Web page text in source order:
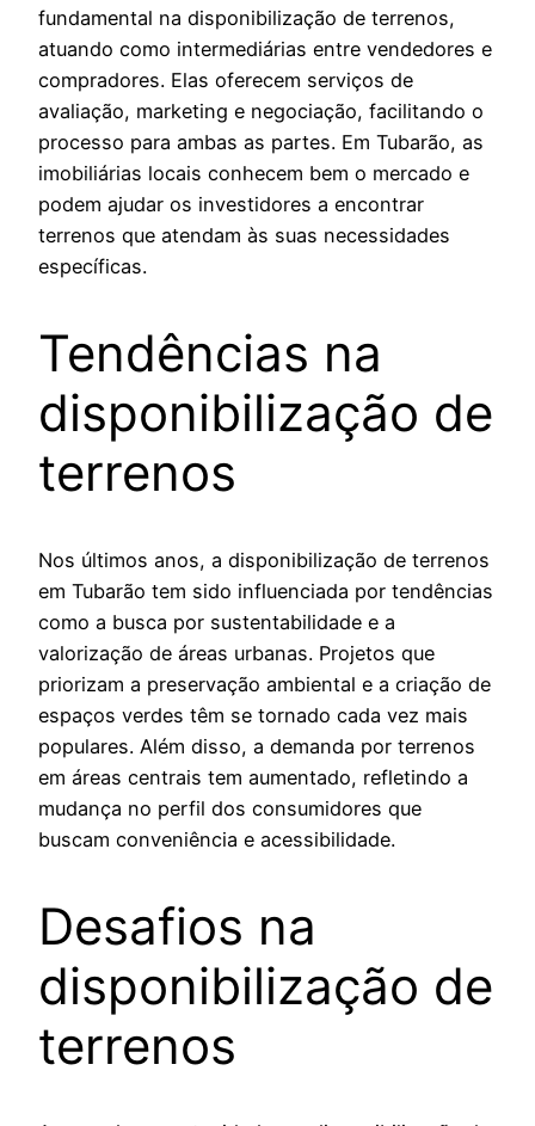
fundamental na disponibilização de terrenos,
atuando como intermediárias entre vendedores e
compradores. Elas oferecem serviços de
avaliação, marketing e negociação, facilitando o
processo para ambas as partes. Em Tubarão, as
imobiliárias locais conhecem bem o mercado e
podem ajudar os investidores a encontrar
terrenos que atendam às suas necessidades
específicas.
Tendências na
disponibilização de
terrenos
Nos últimos anos, a disponibilização de terrenos
em Tubarão tem sido influenciada por tendências
como a busca por sustentabilidade e a
valorização de áreas urbanas. Projetos que
priorizam a preservação ambiental e a criação de
espaços verdes têm se tornado cada vez mais
populares. Além disso, a demanda por terrenos
em áreas centrais tem aumentado, refletindo a
mudança no perfil dos consumidores que
buscam conveniência e acessibilidade.
Desafios na
disponibilização de
terrenos